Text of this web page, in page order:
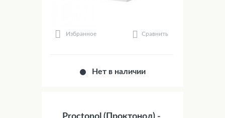
Избранное Сравнить
Нет в наличии